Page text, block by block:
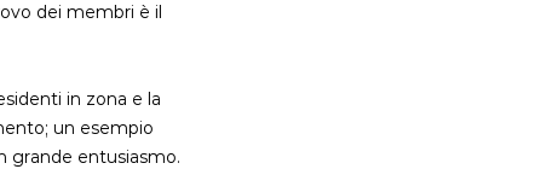
dei membri è il
in zona e la
un esempio
grande entusiasmo.